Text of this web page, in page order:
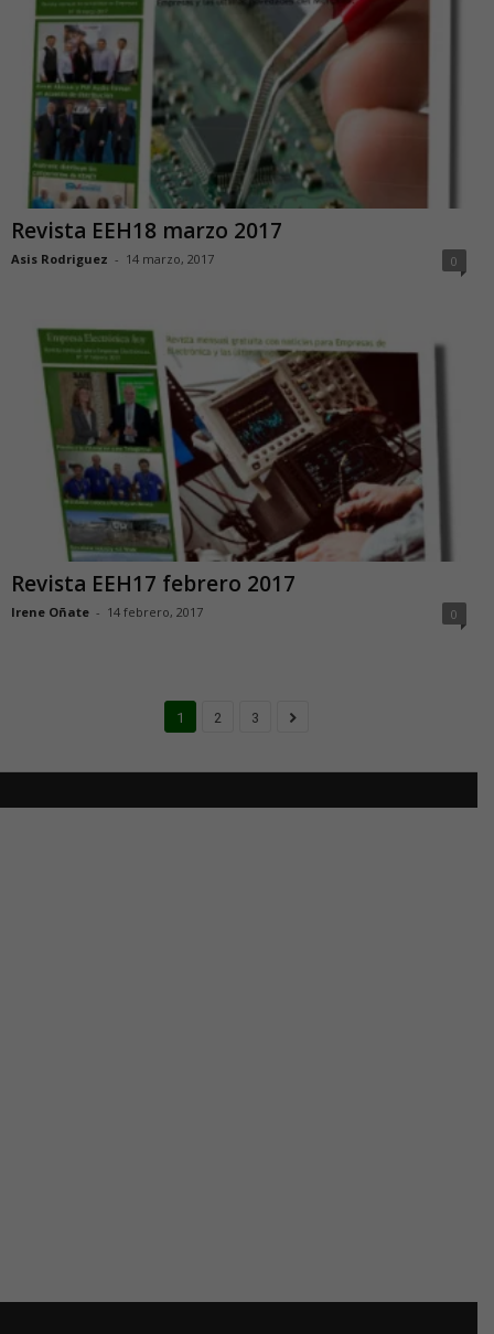
Revista EEH18 marzo 2017
Asis Rodriguez - 14 marzo, 2017 0
Revista EEH17 febrero 2017
Irene Oñate - 14 febrero, 2017 0
1 2 3